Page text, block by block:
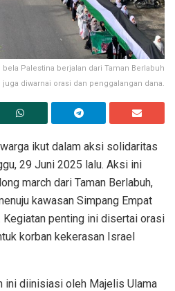
bela Palestina berjalan dari Taman Berlabuh
diwarnai orasi dan penggalangan dana.
ikut dalam aksi solidaritas
29 Juni 2025 lalu. Aksi ini
march dari Taman Berlabuh,
kawasan Simpang Empat
Kegiatan penting ini disertai orasi
korban kekerasan Israel
ini diinisiasi oleh Majelis Ulama